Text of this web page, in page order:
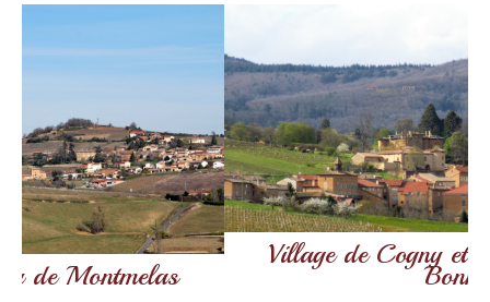
Village de Cogny et chapelle de Saint